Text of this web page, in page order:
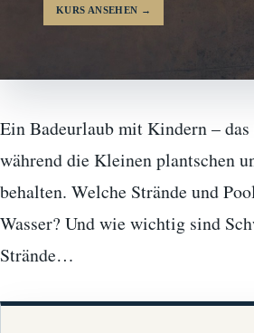
KURS ANSEHEN →
Ein Badeurlaub mit Kindern –
während die Kleinen plantschen
behalten. Welche Strände und
Wasser? Und wie wichtig sind
Strände…